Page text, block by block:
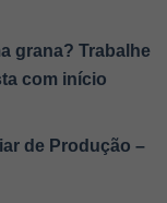
grana? Trabalhe
com início
de Produção –